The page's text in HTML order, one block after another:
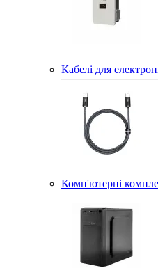
Кабелі для
Комп'ютерні